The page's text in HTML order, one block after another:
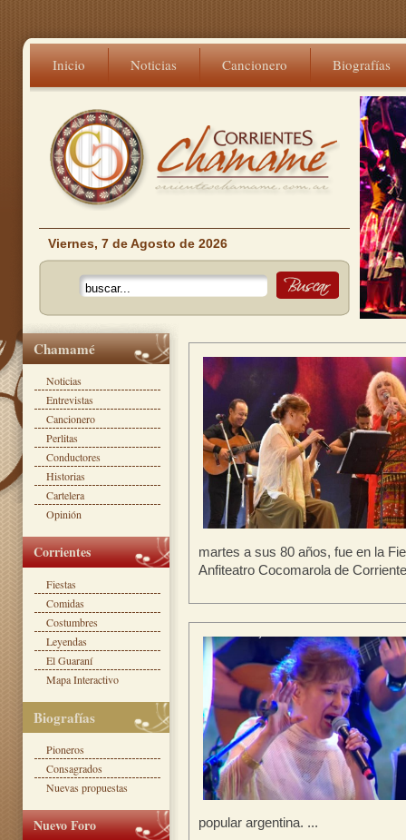
Inicio Noticias Cancionero Biografías
Viernes, 7 de Agosto de 2026
martes a sus 80 años, fue en la
Anfiteatro Cocomarola de
popular argentina. ...
Chamamé
Noticias
Entrevistas
Cancionero
Perlitas
Conductores
Historias
Cartelera
Opinión
Corrientes
Fiestas
Comidas
Costumbres
Leyendas
El Guaraní
Mapa Interactivo
Biografías
Pioneros
Consagrados
Nuevas propuestas
Nuevo Foro